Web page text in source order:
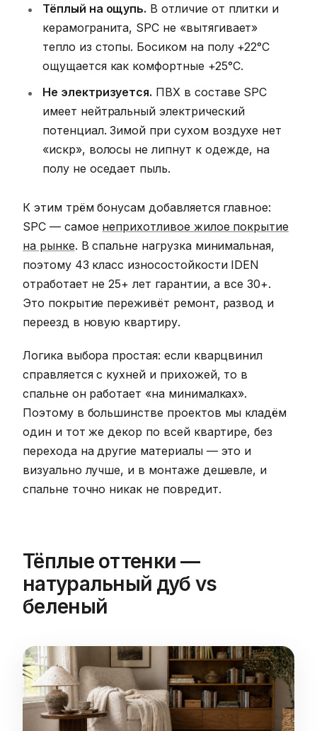
Тёплый на ощупь. В отличие от плитки и
керамогранита, SPC не «вытягивает»
тепло из стопы. Босиком на полу +22°C
ощущается как комфортные +25°C.
Не электризуется. ПВХ в составе SPC
имеет нейтральный электрический
потенциал. Зимой при сухом воздухе нет
«искр», волосы не липнут к одежде, на
полу не оседает пыль.
К этим трём бонусам добавляется главное:
SPC — самое неприхотливое жилое покрытие
на рынке. В спальне нагрузка минимальная,
поэтому 43 класс износостойкости IDEN
отработает не 25+ лет гарантии, а все 30+.
Это покрытие переживёт ремонт, развод и
переезд в новую квартиру.
Логика выбора простая: если кварцвинил
справляется с кухней и прихожей, то в
спальне он работает «на минималках».
Поэтому в большинстве проектов мы кладём
один и тот же декор по всей квартире, без
перехода на другие материалы — это и
визуально лучше, и в монтаже дешевле, и
спальне точно никак не повредит.
Тёплые оттенки —
натуральный дуб vs
беленый